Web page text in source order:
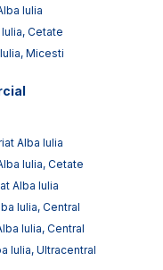
Iulia
Cetate
Micesti
Alba Iulia
Iulia, Cetate
Alba Iulia
Iulia, Central
Iulia, Central
Iulia, Ultracentral